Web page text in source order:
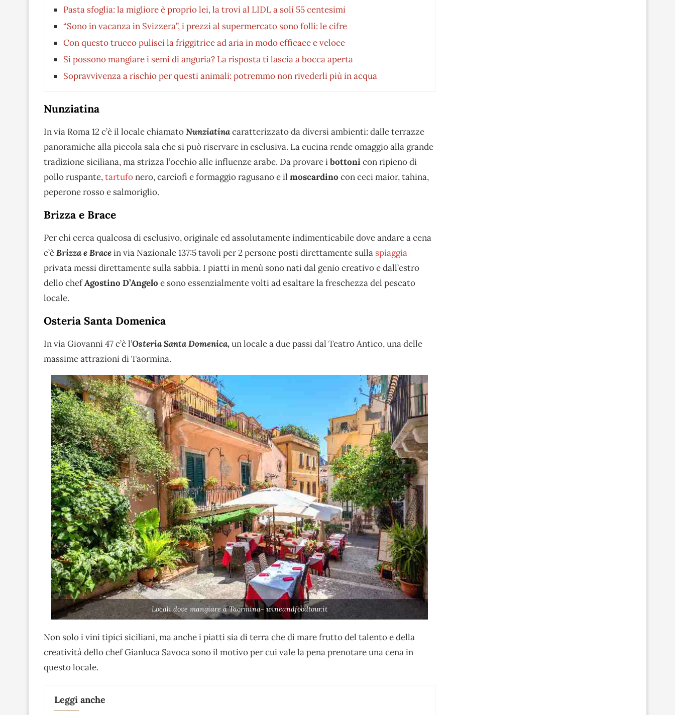
Pasta sfoglia: la migliore è proprio lei, la trovi al LIDL a soli 55 centesimi
“Sono in vacanza in Svizzera”, i prezzi al supermercato sono folli: le cifre
Con questo trucco pulisci la friggitrice ad aria in modo efficace e veloce
Si possono mangiare i semi di anguria? La risposta ti lascia a bocca aperta
Sopravvivenza a rischio per questi animali: potremmo non rivederli più in acqua
Nunziatina
In via Roma 12 c’è il locale chiamatoNunziatinacaratterizzato da diversi ambienti: dalle terrazze
panoramiche alla piccola sala che si può riservare in esclusiva. La cucina rende omaggio alla grande
tradizione siciliana, ma strizza l’occhio alle influenze arabe. Da provare ibottonicon ripieno di
pollo ruspante,tartufonero, carciofi e formaggio ragusano e il moscardino con ceci maior, tahina,
peperone rosso e salmoriglio.
Brizza e Brace
Per chi cerca qualcosa di esclusivo, originale ed assolutamente indimenticabile dove andare a cena
c’èBrizza eBracein via Nazionale 137:5 tavoli per 2 persone posti direttamente sulla spiaggia
privata messi direttamente sulla sabbia. I piatti in menù sono nati dal genio creativo e dall’estro
dello chefAgostino D’Angelo e sono essenzialmente volti ad esaltare la freschezza del pescato
locale.
Osteria Santa Domenica
In via Giovanni 47 c’è l’Osteria Santa Domenica,un locale a due passi dal Teatro Antico, una delle
massime attrazioni di Taormina.
Locali dove mangiare a Taormina- wineandfoodtour.it
Non solo i vini tipici siciliani, ma anche i piatti sia di terra che di mare frutto del talento e della
creatività dello chef Gianluca Savoca sono il motivo per cui vale la pena prenotare una cena in
questo locale.
Leggi anche